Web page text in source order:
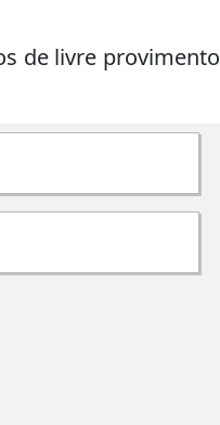
de livre provimento